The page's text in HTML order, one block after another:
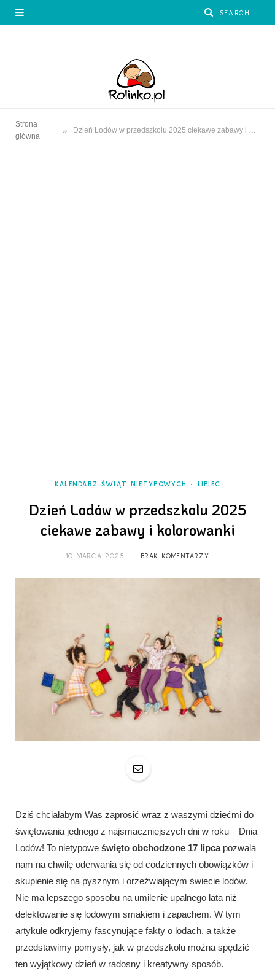
Strona
główna
» Dzień Lodów w przedszkolu 2025 ciekawe zabawy i kolorowanki
KALENDARZ ŚWIĄT NIETYPOWYCH LIPIEC
Dzień Lodów w przedszkolu 2025
ciekawe zabawy i kolorowanki
10 MARCA 2025 BRAK KOMENTARZY
Dziś chciałabym Was zaprosić wraz z waszymi dziećmi do
świętowania jednego z najsmaczniejszych dni w roku – Dnia
Lodów! To nietypowe święto obchodzone 17 lipcapozwala
nam na chwilę oderwania się od codziennych obowiązków i
skupienie się na pysznym i orzeźwiającym świecie lodów.
Nie ma lepszego sposobu na umilenie upalnego lata niż
delektowanie się lodowym smakiem i zapachem. W tym
artykule odkryjemy fascynujące fakty o lodach, a także
przedstawimy pomysły, jak w przedszkolu można spędzić
ten wyjątkowy dzień w radosny i kreatywny sposób.